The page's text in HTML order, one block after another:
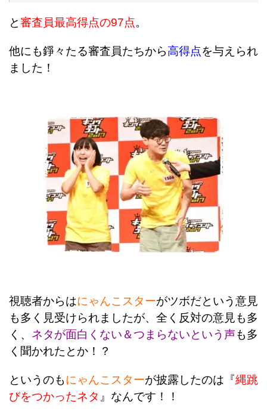
と審査員最高得点の97点。
他にも錚々たる審査員たちから高得点を与えられ
ました！
視聴者からはにゃんこスターがツボだという意見
も多く見受けられましたが、全く反対の意見も多
く、 ネタが面白くない＆つまらないという声も多
く聞かれたとか！？
というのもにゃんこスターが披露したのは『縄跳
びをつかったネタ 』なんです！！